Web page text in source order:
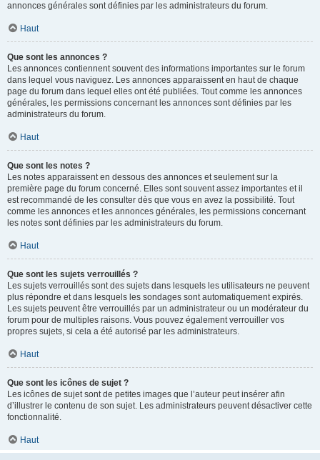
annonces générales sont définies par les administrateurs du forum.
Haut
Que sont les annonces ?
Les annonces contiennent souvent des informations importantes sur le forum
dans lequel vous naviguez. Les annonces apparaissent en haut de chaque
page du forum dans lequel elles ont été publiées. Tout comme les annonces
générales, les permissions concernant les annonces sont définies par les
administrateurs du forum.
Haut
Que sont les notes ?
Les notes apparaissent en dessous des annonces et seulement sur la
première page du forum concerné. Elles sont souvent assez importantes et il
est recommandé de les consulter dès que vous en avez la possibilité. Tout
comme les annonces et les annonces générales, les permissions concernant
les notes sont définies par les administrateurs du forum.
Haut
Que sont les sujets verrouillés ?
Les sujets verrouillés sont des sujets dans lesquels les utilisateurs ne peuvent
plus répondre et dans lesquels les sondages sont automatiquement expirés.
Les sujets peuvent être verrouillés par un administrateur ou un modérateur du
forum pour de multiples raisons. Vous pouvez également verrouiller vos
propres sujets, si cela a été autorisé par les administrateurs.
Haut
Que sont les icônes de sujet ?
Les icônes de sujet sont de petites images que l’auteur peut insérer afin
d’illustrer le contenu de son sujet. Les administrateurs peuvent désactiver cette
fonctionnalité.
Haut